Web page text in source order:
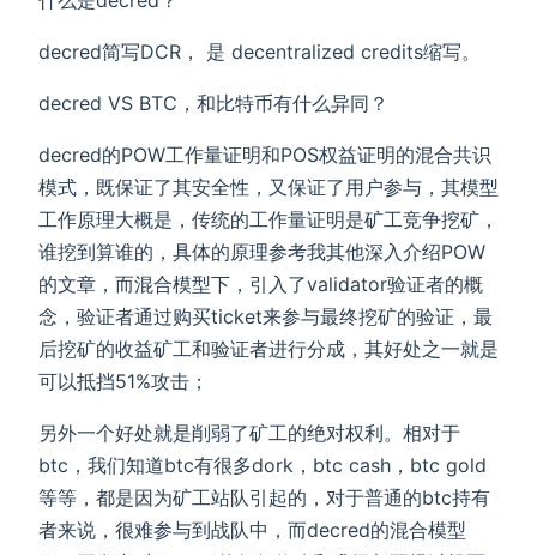
decred简写DCR， 是 decentralized credits缩写。
decred VS BTC，和比特币有什么异同？
decred的POW工作量证明和POS权益证明的混合共识
模式，既保证了其安全性，又保证了用户参与，其模型
工作原理大概是，传统的工作量证明是矿工竞争挖矿，
谁挖到算谁的，具体的原理参考我其他深入介绍POW
的文章，而混合模型下，引入了validator验证者的概
念，验证者通过购买ticket来参与最终挖矿的验证，最
后挖矿的收益矿工和验证者进行分成，其好处之一就是
可以抵挡51%攻击；
另外一个好处就是削弱了矿工的绝对权利。相对于
btc，我们知道btc有很多dork，btc cash，btc gold
等等，都是因为矿工站队引起的，对于普通的btc持有
者来说，很难参与到战队中，而decred的混合模型